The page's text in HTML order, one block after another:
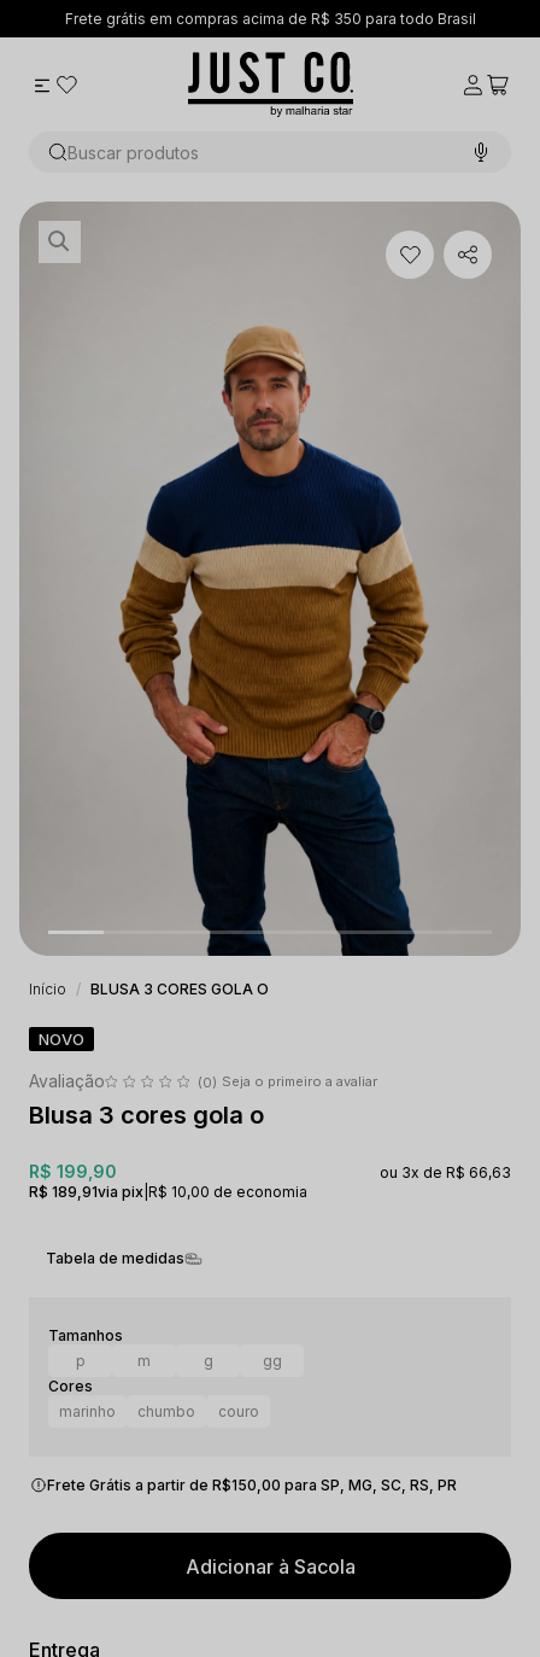
5% OFF no PIX
Buscar produtos
Início BLUSA 3 CORES GOLA O
NOVO
(0) Seja o primeiro a avaliar
Blusa 3 cores gola o
R$ 189,91via pix R$ 10,00 de economia
R$ 199,90 3x R$ 66,63
Tabela de medidas
p m g gg
marinho chumbo couro
Adicionar à Sacola
Frete Grátis a partir de R$150,00 para SP, MG, SC, RS, PR